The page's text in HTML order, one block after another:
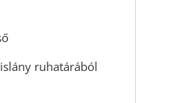
ruhatárából